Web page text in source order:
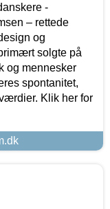
-
– rettede
og
solgte på
og mennesker
spontanitet,
Klik her for